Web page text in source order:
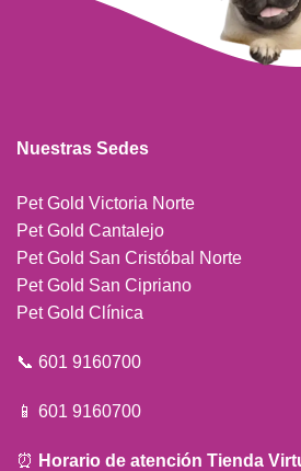
Nuestras Sedes
Pet Gold Victoria Norte
Pet Gold Cantalejo
Pet Gold San Cristóbal Norte
Pet Gold San Cipriano
Pet Gold Clínica
📞 601 9160700
📱 601 9160700
⏰ Horario de atención Tienda